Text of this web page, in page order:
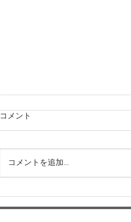
本日の給食メニュー(08/04)
ー梅賀山保育園 益田市保育
コメント
コメントを追加…